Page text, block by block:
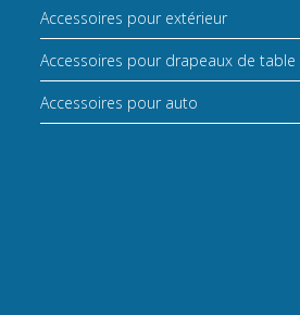
Accessoires pour extérieur
Accessoires pour drapeaux de table
Accessoires pour auto